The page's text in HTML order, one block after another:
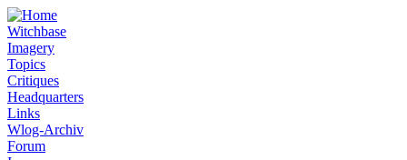
Witchbase
Imagery
Topics
Critiques
Headquarters
Links
Wlog-Archiv
Forum